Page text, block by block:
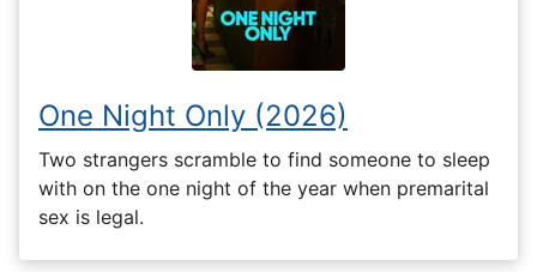
One Night Only (2026)
Two strangers scramble to find someone to sleep
with on the one night of the year when premarital
sex is legal.